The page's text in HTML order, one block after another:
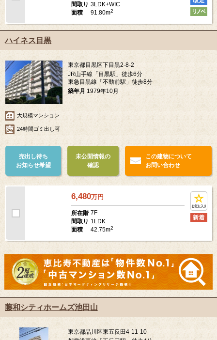
間取り 3LDK+WIC
面積
91.80m2
ハイネス目黒
東京都目黒区下目黒2-8-2
JR山手線「目黒駅」徒歩6分
東急目黒線「不動前駅」徒歩8分
築年月 1979年10月
大規模マンション
24時間ゴミ出し可
売出し待ち
お知らせ希望
未公開情報の
確認
この建物について
お問い合わせ
6,480万円
所在階 7F
間取り 1LDK
面積
42.75m2
藤和シティホームズ池田山
東京都品川区東五反田4-11-10